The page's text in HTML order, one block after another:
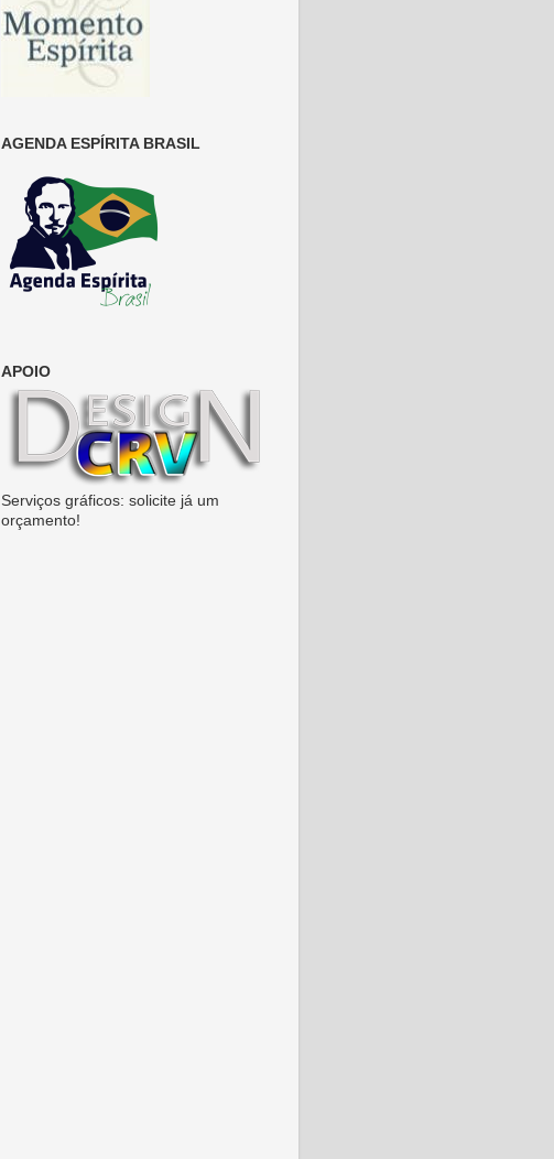
AGENDA ESPÍRITA BRASIL
APOIO
Serviços gráficos: solicite já um
orçamento!